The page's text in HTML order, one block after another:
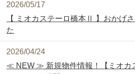
2026/05/17
【 ミオカステーロ橋本Ⅱ 】おかげ
た
2026/04/24
≪ NEW ≫ 新規物件情報！【ミオカ